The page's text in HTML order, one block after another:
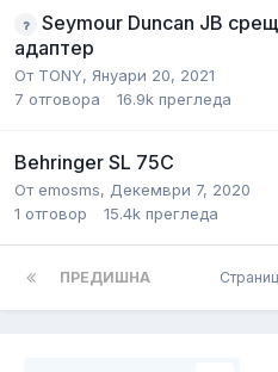
Seymour Duncan JB
адаптер
От TONY, Януари 20, 2021
7 отговора 16.9k прегледа
Behringer SL 75C
От emosms, Декември 7, 2020
1 отговор 15.4k прегледа
ПРЕДИШНА